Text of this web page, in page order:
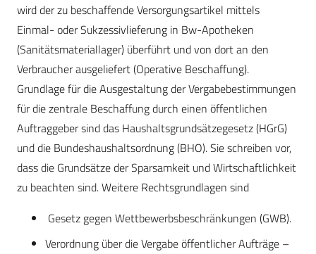
wird der zu beschaffende Versorgungsartikel mittels
Einmal- oder Sukzessivlieferung in Bw-Apotheken
(Sanitätsmateriallager) überführt und von dort an den
Verbraucher ausgeliefert (Operative Beschaffung).
Grundlage für die Ausgestaltung der Vergabebestimmungen
für die zentrale Beschaffung durch einen öffentlichen
Auftraggeber sind das Haushaltsgrundsätzegesetz (HGrG)
und die Bundeshaushaltsordnung (BHO). Sie schreiben vor,
dass die Grundsätze der Sparsamkeit und Wirtschaftlichkeit
zu beachten sind. Weitere Rechtsgrundlagen sind
Gesetz gegen Wettbewerbsbeschränkungen (GWB).
Verordnung über die Vergabe öffentlicher Aufträge –